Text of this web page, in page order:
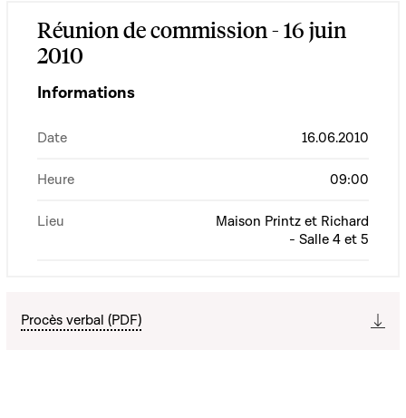
Réunion de commission - 16 juin
2010
Informations
Date 16.06.2010
Heure 09:00
Lieu
Maison Printz et Richard
- Salle 4 et 5
Procès verbal (PDF)